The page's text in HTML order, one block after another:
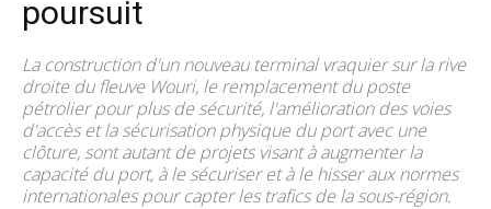
poursuit
La construction d'un nouveau terminal vraquier sur la rive
droite du fleuve Wouri, le remplacement du poste
pétrolier pour plus de sécurité, l'amélioration des voies
d'accès et la sécurisation physique du port avec une
clôture, sont autant de projets visant à augmenter la
capacité du port, à le sécuriser et à le hisser aux normes
internationales pour capter les trafics de la sous-région.